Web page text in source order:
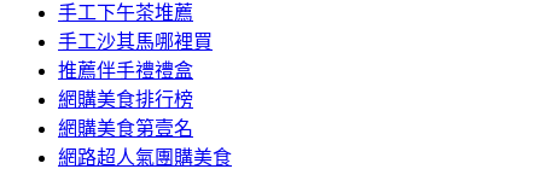
手工下午茶堆薦
手工沙其馬哪裡買
推薦伴手禮禮盒
網購美食排行榜
網購美食第壹名
網路超人氣團購美食